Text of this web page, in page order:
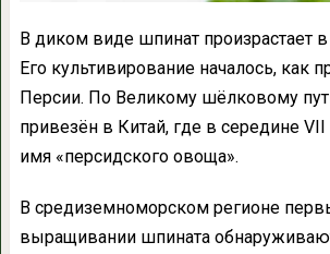
В диком виде шпинат произрастает
Его культивирование началось, как
Персии. По Великому шёлковому
привезён в Китай, где в середине
имя «персидского овоща».
В средиземноморском регионе
выращивании шпината